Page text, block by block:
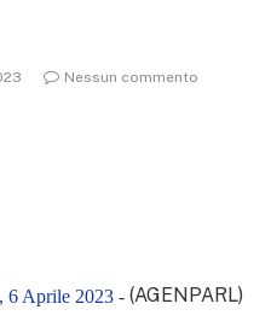
Nessun commento
, 6 Aprile 2023 - (AGENPARL)